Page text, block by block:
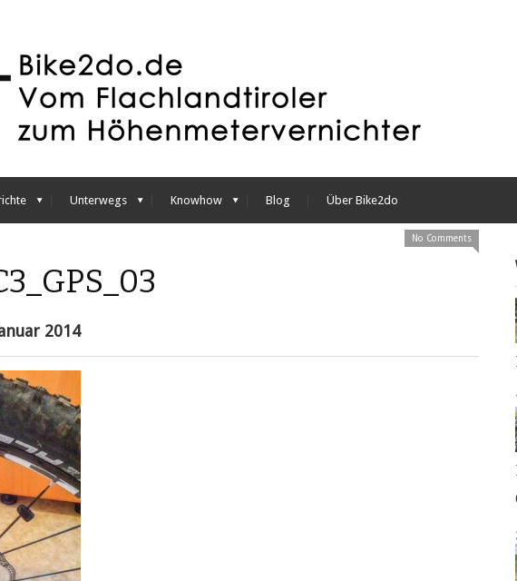
Unterwegs Knowhow Blog Über Bike2do
No Comments
2014